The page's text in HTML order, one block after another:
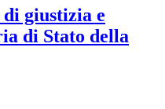
giustizia e
di Stato della